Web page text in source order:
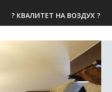
? КВАЛИТЕТ НА ВОЗДУХ ?